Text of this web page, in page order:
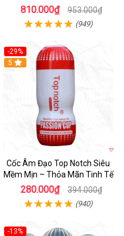
khoái cảm
810.000₫ 953.000₫
(949)
-29%
5
Cốc Âm Đạo Top Notch Siêu
Mềm Mịn – Thỏa Mãn Tinh Tế
280.000₫ 394.000₫
(940)
-13%